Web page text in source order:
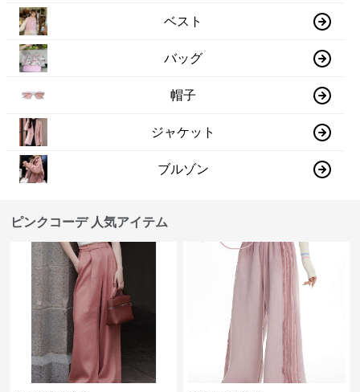
ベスト
バッグ
帽子
ジャケット
ブルゾン
ピンクコーデ 人気アイテム